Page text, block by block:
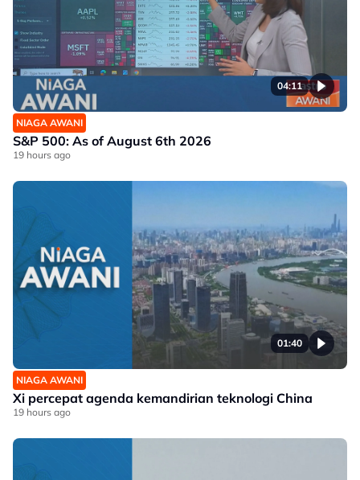
04:11
NIAGA AWANI
S&P 500: As of August 6th 2026
19 hours ago
01:40
NIAGA AWANI
Xi percepat agenda kemandirian teknologi China
19 hours ago